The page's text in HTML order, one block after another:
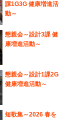
課1G3G 健康増進活
動～
懇親会～設計3課 健
康増進活動～
懇親会～設計1課2G
健康増進活動～
短歌集～2026 春を